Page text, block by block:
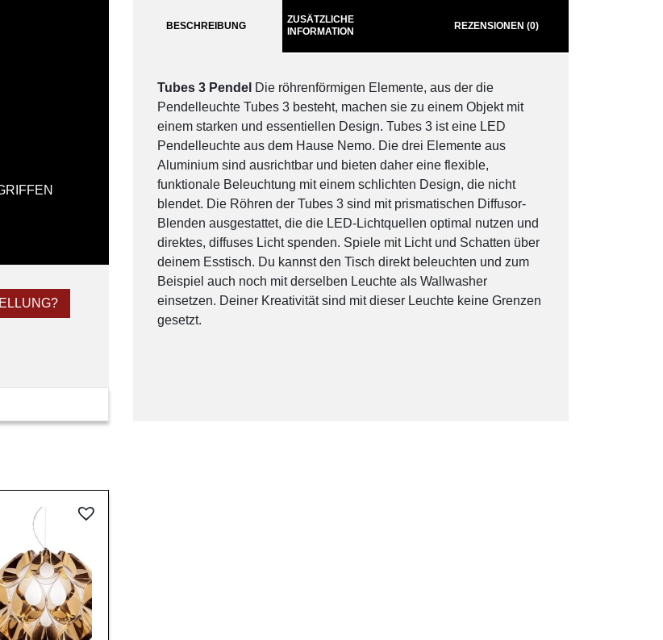
BESCHREIBUNG
ZUSÄTZLICHE
INFORMATION
REZENSIONEN (0)
Tubes 3 Pendel Die röhrenförmigen Elemente, aus der die
Pendelleuchte Tubes 3 besteht, machen sie zu einem Objekt mit
einem starken und essentiellen Design. Tubes 3 ist eine LED
Pendelleuchte aus dem Hause Nemo. Die drei Elemente aus
Aluminium sind ausrichtbar und bieten daher eine flexible,
funktionale Beleuchtung mit einem schlichten Design, die nicht
blendet. Die Röhren der Tubes 3 sind mit prismatischen Diffusor-
Blenden ausgestattet, die die LED-Lichtquellen optimal nutzen und
direktes, diffuses Licht spenden. Spiele mit Licht und Schatten über
deinem Esstisch. Du kannst den Tisch direkt beleuchten und zum
Beispiel auch noch mit derselben Leuchte als Wallwasher
einsetzen. Deiner Kreativität sind mit dieser Leuchte keine Grenzen
gesetzt.